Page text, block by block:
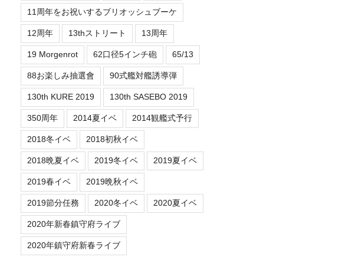
11周年をお祝いするブリオッシュブーケ
12周年 13thストリート 13周年
19 Morgenrot 62口径5インチ砲 65/13
88お楽しみ抽選會 90式艦対艦誘導弾
130th KURE 2019 130th SASEBO 2019
350周年 2014夏イベ 2014観艦式予行
2018冬イベ 2018初秋イベ
2018晩夏イベ 2019冬イベ 2019夏イベ
2019春イベ 2019晩秋イベ
2019節分任務 2020冬イベ 2020夏イベ
2020年新春鎮守府ライブ
2020年鎮守府新春ライブ